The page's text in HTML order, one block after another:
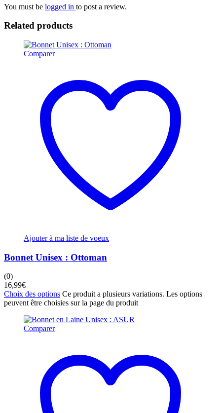
You must be logged in to post a review.
Related products
Comparer
Ajouter à ma liste de voeux
Bonnet Unisex : Ottoman
(0)
16,99€
Choix des options Ce produit a plusieurs variations. Les options
peuvent être choisies sur la page du produit
Comparer